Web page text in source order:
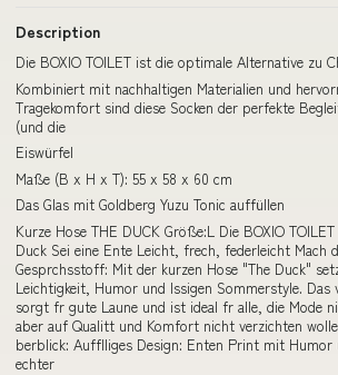
Description
Die BOXIO TOILET ist die optimale Alternative zu
Kombiniert mit nachhaltigen Materialien und
Tragekomfort sind diese Socken der perfekte
(und die
Eiswürfel
Maße (B x H x T): 55 x 58 x 60 cm
Das Glas mit Goldberg Yuzu Tonic auffüllen
Kurze Hose THE DUCK Größe:L Die BOXIO
Duck Sei eine Ente Leicht, frech, federleicht Mach
Gesprchsstoff: Mit der kurzen Hose "The Duck"
Leichtigkeit, Humor und lssigen Sommerstyle.
sorgt fr gute Laune und ist ideal fr alle, die Mode
aber auf Qualitt und Komfort nicht verzichten
berblick: Aufflliges Design: Enten Print mit Humor
echter